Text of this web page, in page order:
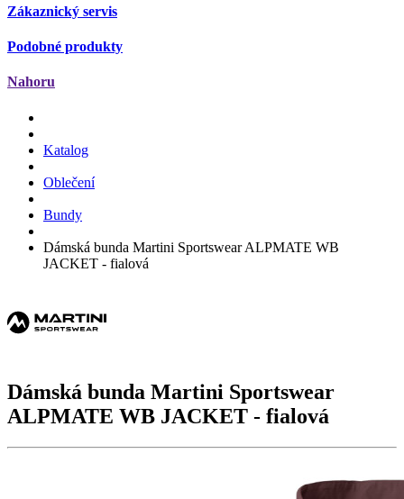
Zákaznický servis
Podobné produkty
Nahoru
Katalog
Oblečení
Bundy
Dámská bunda Martini Sportswear ALPMATE WB
JACKET - fialová
Dámská bunda Martini Sportswear
ALPMATE WB JACKET - fialová